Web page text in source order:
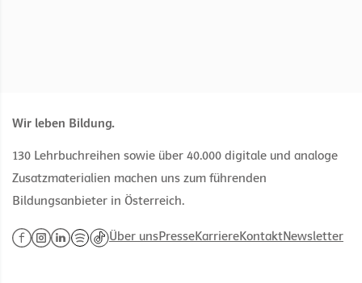
Wir leben Bildung.
130 Lehrbuchreihen sowie über 40.000 digitale und analoge
Zusatzmaterialien machen uns zum führenden
Bildungsanbieter in Österreich.
Über unsPresseKarriereKontaktNewsletter